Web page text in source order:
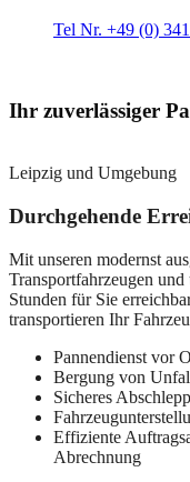
Tel Nr. +49 (0)
Ihr zuverlässiger
Leipzig und Umgebung
Durchgehende
Mit unseren modernst
Transportfahrzeugen
Stunden für Sie
transportieren Ihr
Pannendienst vor
Bergung von
Sicheres
Effiziente
Abrechnung